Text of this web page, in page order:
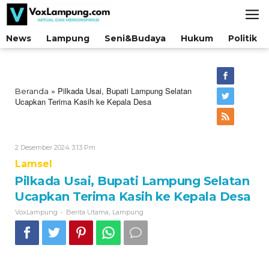
Lewati
konten
News
Lampung Seni&Budaya Hukum Politik
Beranda » Pilkada Usai, Bupati Lampung Selatan
Ucapkan Terima Kasih ke Kepala Desa
2 Desember 2024 3:13 Pm
Lamsel
Pilkada Usai, Bupati Lampung Selatan
Ucapkan Terima Kasih ke Kepala Desa
VoxLampung - Berita Utama Lampung